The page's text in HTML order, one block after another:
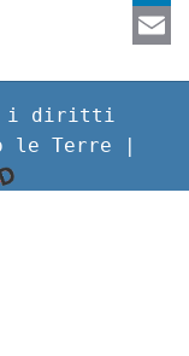
i diritti
le Terre |